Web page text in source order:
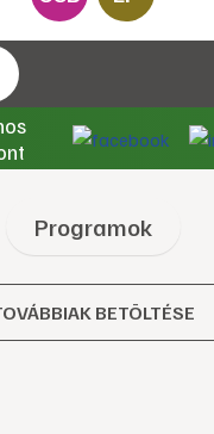
Programok
BETÖLTÉSE